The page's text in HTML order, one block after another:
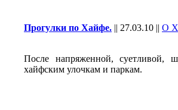
Прогулки по Хайфе. || 27.03.10 || О
После напряженной, суетливой,
хайфским улочкам и паркам.